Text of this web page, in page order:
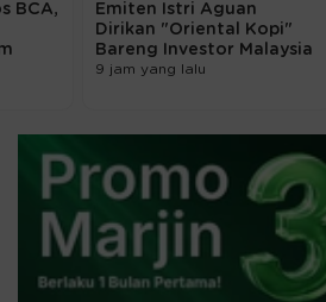
BCA,
Emiten Istri Aguan
Dirikan "Oriental Kopi"
Bareng Investor Malaysia
9 jam yang lalu